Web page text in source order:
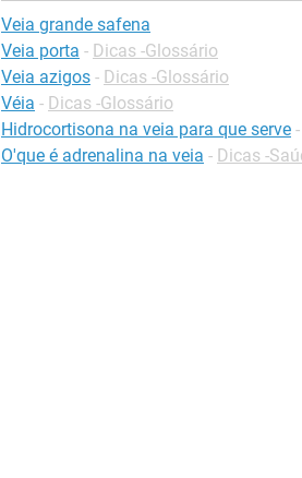
Veia grande safena
Veia porta - Dicas -Glossário
Veia azigos - Dicas -Glossário
Véia - Dicas -Glossário
Hidrocortisona na veia para que serve -
O'que é adrenalina na veia - Dicas -